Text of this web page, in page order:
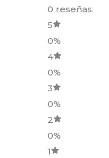
0 reseñas.
5
0%
4
0%
3
0%
2
0%
1